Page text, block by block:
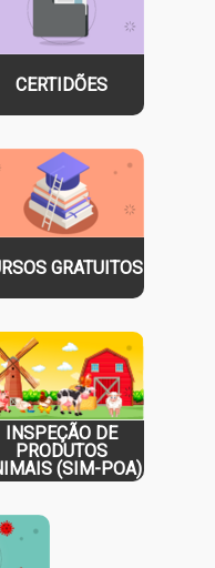
CERTIDÕES
GRATUITOS
INSPEÇÃO DE
PRODUTOS
(SIM-POA)